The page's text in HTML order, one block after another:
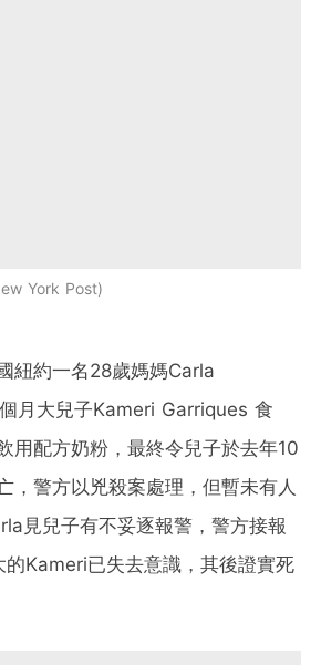
York Post
紐約一名28歲媽媽Carla
月大兒子Kameri Garriques 食
用配方奶粉，最終令兒子於去年10
，警方以兇殺案處理，但暫未有人
見兒子有不妥逐報警，警方接報
Kameri已失去意識，其後證實死